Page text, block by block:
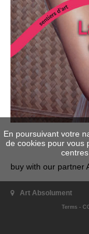
buy with our partner
Art Absolument
Terms-
En poursuivant votre
de cookies pour vous